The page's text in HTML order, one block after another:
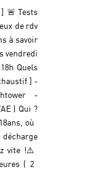
🚨Tests
de rdv
à savoir
vendredi
Quels
] -
-
) Qui ?
où
vite !⚠️
( 2